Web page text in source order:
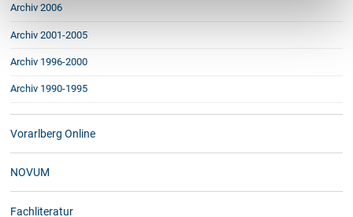
Archiv 2006
Archiv 2001-2005
Archiv 1996-2000
Archiv 1990-1995
Vorarlberg Online
NOVUM
Fachliteratur